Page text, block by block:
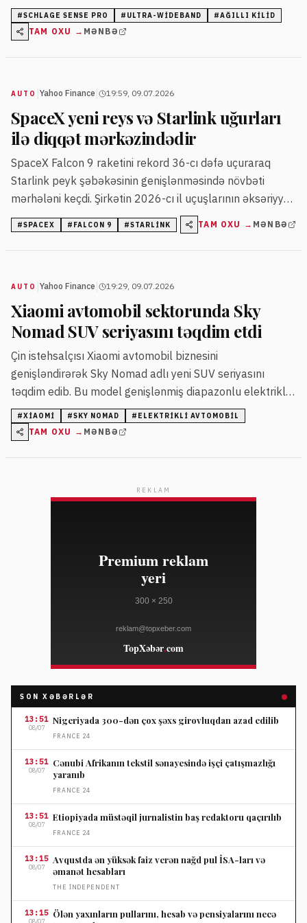
və fiziki açarı tamamilə aradan qaldırır.
#SCHLAGE SENSE PRO # ULTRA-WIDEBAND #AĞILLI KILID
TAM OXU → MƏNBƏ
AUTO Yahoo Finance 19:59, 09.07.2026
SpaceX yeni reys və Starlink uğurları
ilə diqqət mərkəzindədir
SpaceX Falcon 9 raketini rekord 36-cı dəfə uçuraraq
Starlink peyk şəbəkəsinin genişlənməsində növbəti
mərhələni keçdi. Şirkətin 2026-cı il uçuşlarının əksəriyyəti
Starlink peyklərinin yerləşdirilməsinə yönəlib.
#SPACEX # FALCON 9 #STARLINK TAM OXU → MƏNBƏ
AUTO Yahoo Finance 19:29, 09.07.2026
Xiaomi avtomobil sektorunda Sky
Nomad SUV seriyasını təqdim etdi
Çin istehsalçısı Xiaomi avtomobil biznesini
genişləndirərək Sky Nomad adlı yeni SUV seriyasını
təqdim edib. Bu model genişlənmiş diapazonlu elektrikli
avtomobillər kateqoriyasına daxildir və batareya gücü ilə
daxili yanacaq mühərriki birləşdirir.
#XIAOMI #SKY NOMAD # ELEKTRIKLI AVTOMOBIL
TAM OXU → MƏNBƏ
REKLAM
SON XƏBƏRLƏR
13:51
08/07
Nigeriyada 300-dən çox şəxs girovluqdan azad edilib
FRANCE 24
13:51
08/07
Cənubi Afrikanın tekstil sənayesində işçi çatışmazlığı
yaranıb
FRANCE 24
13:51
08/07
Etiopiyada müstəqil jurnalistin baş redaktoru qaçırılıb
FRANCE 24
13:15
08/07
Avqustda ən yüksək faiz verən nağd pul İSA-ları və
əmanət hesabları
THE İNDEPENDENT
13:15 Ölən yaxınların pullarını, hesab və pensiyalarını necə